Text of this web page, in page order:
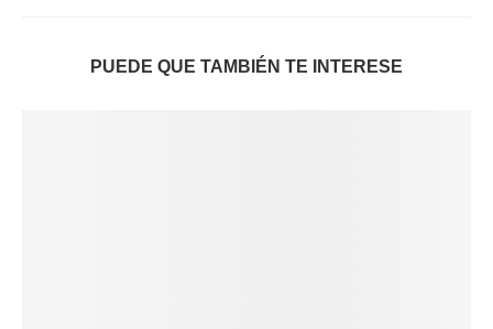
PUEDE QUE TAMBIÉN TE INTERESE